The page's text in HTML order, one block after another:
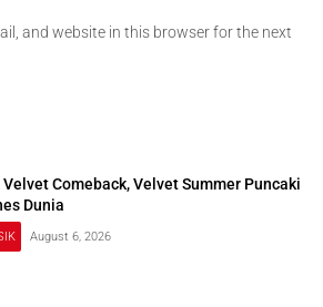
and website in this browser for the next
Velvet Comeback, Velvet Summer Puncaki
Dunia
August 6, 2026